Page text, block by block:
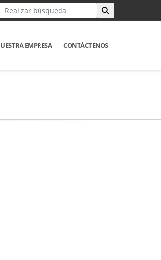
EMPRESA CONTÁCTENOS